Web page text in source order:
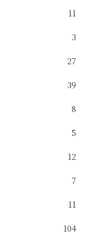
11
3
27
39
8
5
12
7
11
104